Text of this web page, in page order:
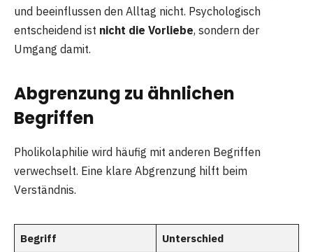
und beeinflussen den Alltag nicht. Psychologisch
entscheidend ist nicht die Vorliebe, sondern der
Umgang damit.
Abgrenzung zu ähnlichen
Begriffen
Pholikolaphilie wird häufig mit anderen Begriffen
verwechselt. Eine klare Abgrenzung hilft beim
Verständnis.
Begriff Unterschied